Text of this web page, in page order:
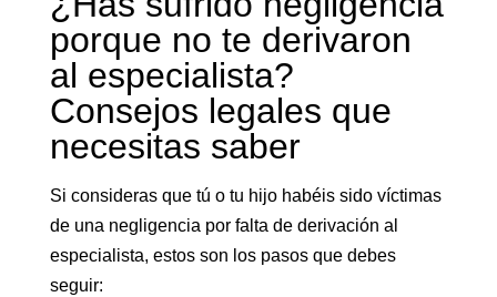
porque no te derivaron
al especialista?
Consejos legales que
necesitas saber
Si consideras que tú o tu hijo habéis sido víctimas
de una negligencia por falta de derivación al
especialista, estos son los pasos que debes
seguir: